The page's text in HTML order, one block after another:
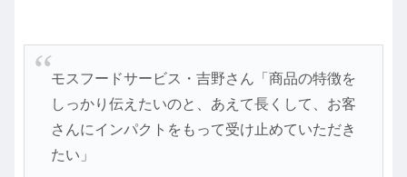
モスフードサービス・吉野さん「商品の特徴を
しっかり伝えたいのと、あえて長くして、お客
さんにインパクトをもって受け止めていただき
たい」